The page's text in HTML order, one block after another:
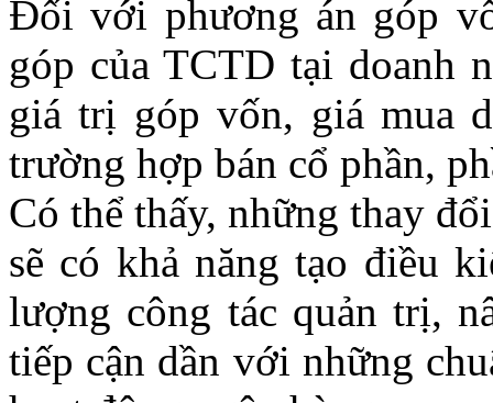
Đối với phương án góp
góp của TCTD tại doanh
giá trị góp vốn, giá mua
trường hợp bán cổ phần,
Có thể thấy, những thay
sẽ có khả năng tạo điều
lượng công tác quản trị,
tiếp cận dần với những